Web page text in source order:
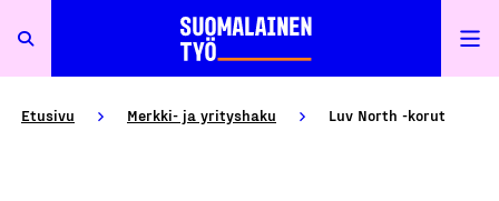
Etusivu Merkki- ja yrityshaku Luv North -korut